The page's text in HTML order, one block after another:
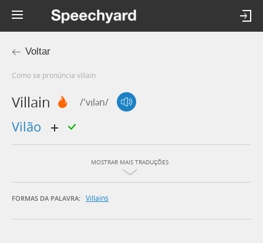
Voltar
Como se pronúncia villain
Villain /'vɪlən/
vilão
MOSTRAR MAIS TRADUÇÕES
FORMAS DA PALAVRA: Villains